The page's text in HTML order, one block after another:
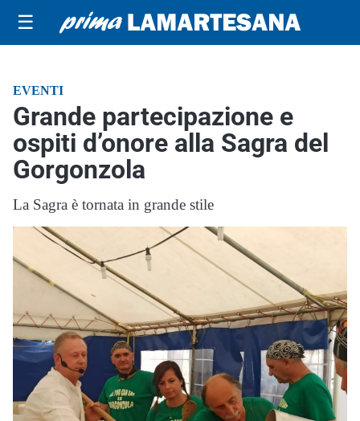
☰
EVENTI
Grande partecipazione e
ospiti d’onore alla Sagra del
Gorgonzola
La Sagra è tornata in grande stile